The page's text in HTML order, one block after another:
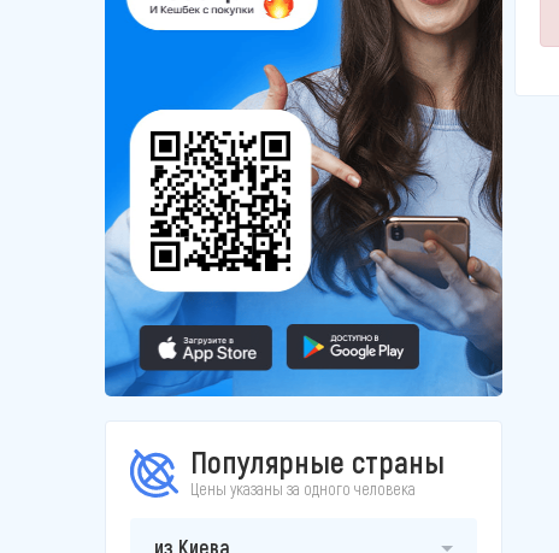
Популярные страны
Цены указаны за одного человека
из Киева